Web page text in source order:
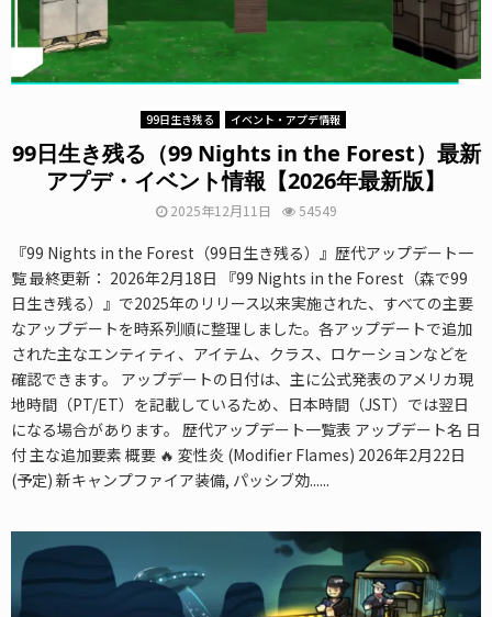
99日生き残る イベント・アプデ情報
99日生き残る（99 Nights in the Forest）最新
アプデ・イベント情報【2026年最新版】
2025年12月11日 54549
『99 Nights in the Forest（99日生き残る）』歴代アップデート一
覧 最終更新： 2026年2月18日 『99 Nights in the Forest（森で99
日生き残る）』で2025年のリリース以来実施された、すべての主要
なアップデートを時系列順に整理しました。各アップデートで追加
された主なエンティティ、アイテム、クラス、ロケーションなどを
確認できます。 アップデートの日付は、主に公式発表のアメリカ現
地時間（PT/ET）を記載しているため、日本時間（JST）では翌日
になる場合があります。 歴代アップデート一覧表 アップデート名 日
付 主な追加要素 概要 🔥 変性炎 (Modifier Flames) 2026年2月22日
(予定) 新キャンプファイア装備, パッシブ効......